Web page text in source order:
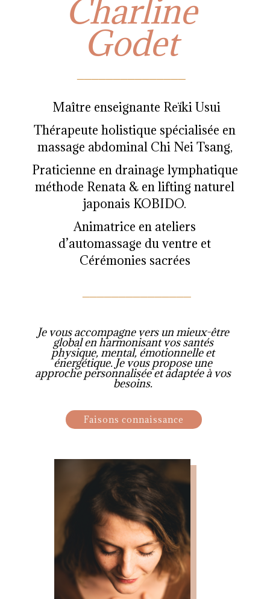
Charline
Godet
Maître enseignante Reïki Usui
Thérapeute holistique spécialisée en
massage abdominal Chi Nei Tsang,
Praticienne en drainage lymphatique
méthode Renata & en lifting naturel
japonais KOBIDO.
Animatrice en ateliers
d’automassage du ventre et
Cérémonies sacrées
Je vous accompagne vers un mieux-être
global en harmonisant vos santés
physique, mental, émotionnelle et
énergétique. Je vous propose une
approche personnalisée et adaptée à vos
besoins.
Faisons connaissance